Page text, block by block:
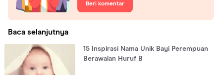
Beri komentar
Baca selanjutnya
15 Inspirasi Nama Unik Bayi Perempuan
Berawalan Huruf B